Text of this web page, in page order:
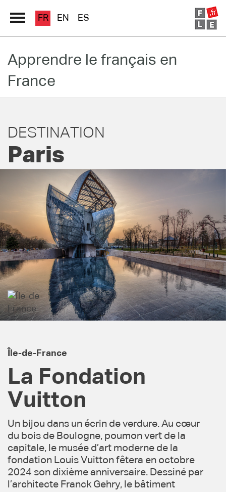
Grand Répertoire
Immersion France
Les pages PRO
FR EN ES
Apprendre le français en
France
DESTINATION
Paris
La Fondation
Vuitton
Un bijou dans un écrin de verdure. Au cœur
du bois de Boulogne, poumon vert de la
capitale, le musée d’art moderne de la
fondation Louis Vuitton fêtera en octobre
2024 son dixième anniversaire. Dessiné par
l’architecte Franck Gehry, le bâtiment
Île-de-France